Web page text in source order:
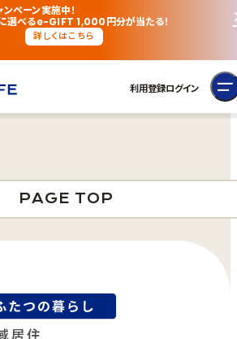
ペーン実施中！
選べるe-GIFT 1,000円分が当たる！
詳しくはこちら
利用登録ログイン
PAGE TOP